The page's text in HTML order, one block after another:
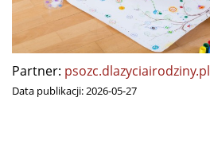
Partner: psozc.dlazyciairodziny.pl
Data publikacji:2026-05-27